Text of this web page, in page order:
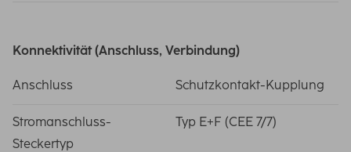
Konnektivität (Anschluss, Verbindung)
Anschluss Schutzkontakt-Kupplung
Stromanschluss-
Steckertyp
Typ E+F (CEE 7/7)